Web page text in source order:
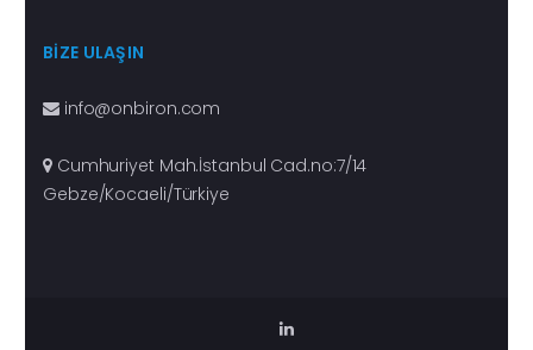
BİZE ULAŞIN
info@onbiron.com
Cumhuriyet Mah.İstanbul Cad.no:7/14
Gebze/Kocaeli/Türkiye